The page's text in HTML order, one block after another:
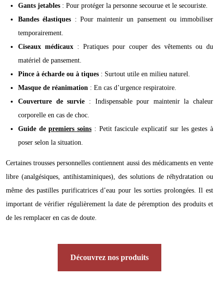
Gants jetables : Pour protéger la personne secourue et le secouriste.
Bandes élastiques : Pour maintenir un pansement ou immobiliser
temporairement.
Ciseaux médicaux : Pratiques pour couper des vêtements ou du
matériel de pansement.
Pince à écharde ou à tiques : Surtout utile en milieu naturel.
Masque de réanimation : En cas d’urgence respiratoire.
Couverture de survie : Indispensable pour maintenir la chaleur
corporelle en cas de choc.
Guide depremiers soins : Petit fascicule explicatif sur les gestes à
poser selon la situation.
Certaines trousses personnelles contiennent aussi des médicaments en vente
libre (analgésiques, antihistaminiques), des solutions de réhydratation ou
même des pastilles purificatrices d’eau pour les sorties prolongées. Il est
important de vérifier régulièrement la date de péremption des produits et
de les remplacer en cas de doute.
Découvrez nos produits